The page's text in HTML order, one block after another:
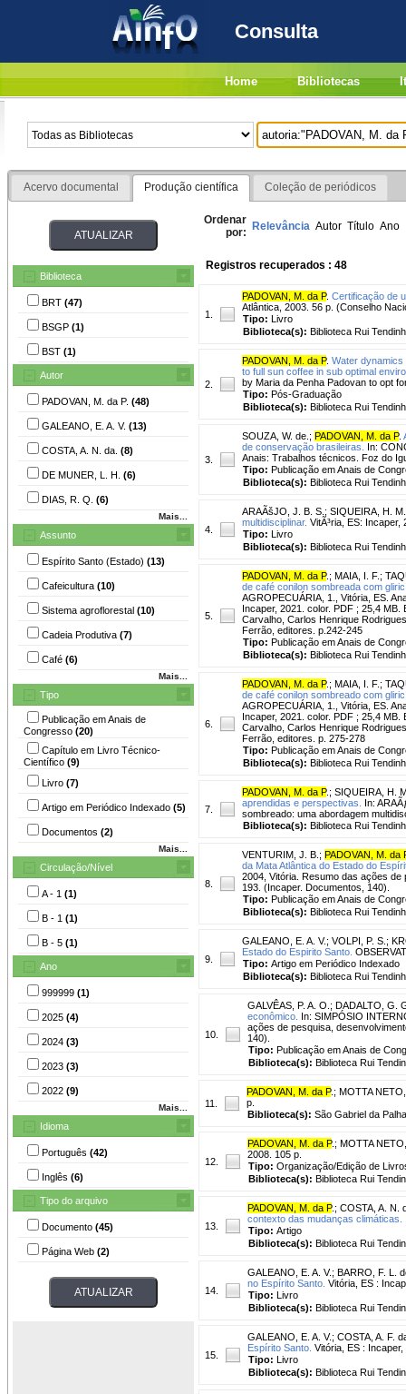
Consulta
Home Bibliotecas
Acervo documental Produção científica Coleção de periódicos
Biblioteca
BRT (47)
BSGP (1)
BST (1)
Autor
PADOVAN, M. da P. (48)
GALEANO, E. A. V. (13)
COSTA, A. N. da. (8)
DE MUNER, L. H. (6)
DIAS, R. Q. (6)
Mais...
Assunto
Espírito Santo (Estado) (13)
Cafeicultura (10)
Sistema agroflorestal (10)
Cadeia Produtiva (7)
Café (6)
Mais...
Tipo
Publicação em Anais de
Congresso (20)
Capítulo em Livro Técnico-
Científico (9)
Livro (7)
Artigo em Periódico Indexado (5)
Documentos (2)
Mais...
Circulação/Nível
A - 1 (1)
B - 1 (1)
B - 5 (1)
Ano
999999 (1)
2025 (4)
2024 (3)
2023 (3)
2022 (9)
Mais...
Idioma
Português (42)
Inglês (6)
Tipo do arquivo
Documento (45)
Página Web (2)
Ordenar
por: Relevância Autor Título Ano
Registros recuperados : 48
1.
PADOVAN, M. da P. Certificação de
Atlântica, 2003. 56 p. (Conselho
Tipo: Livro
Biblioteca(s): Biblioteca Rui
2.
PADOVAN, M. da P. Water dynamics
to full sun coffee in sub optimal
by Maria da Penha Padovan to opt
Tipo: Pós-Graduação
Biblioteca(s): Biblioteca Rui
3.
SOUZA, W. de. ; PADOVAN, M. da P.
de conservação brasileiras.
In:
Anais: Trabalhos técnicos. Foz do
Tipo: Publicação em Anais de
Biblioteca(s): Biblioteca Rui
4.
ARAÃšJO, J. B. S. ; SIQUEIRA, H.
multidisciplinar. VitÃ³ria, ES: Incaper,
Tipo: Livro
Biblioteca(s): Biblioteca Rui
5.
PADOVAN, M. da P. ; MAIA, I. F. ;
de café conilon sombreada com
AGROPECUÁRIA, 1., Vitória, ES.
Incaper, 2021. color. PDF ; 25,4
Carvalho, Carlos Henrique
Ferrão, editores. p.242-245
Tipo: Publicação em Anais de
Biblioteca(s): Biblioteca Rui
6.
PADOVAN, M. da P. ; MAIA, I. F. ;
de café conilon sombreado com
AGROPECUÁRIA, 1., Vitória, ES.
Incaper, 2021. color. PDF ; 25,4
Carvalho, Carlos Henrique
Ferrão, editores. p. 275-278
Tipo: Publicação em Anais de
Biblioteca(s): Biblioteca Rui
7.
PADOVAN, M. da P. ; SIQUEIRA, H.
aprendidas e perspectivas.
In:
sombreado: uma abordagem
Biblioteca(s): Biblioteca Rui
8.
VENTURIM, J. B. ; PADOVAN, M. da
da Mata Atlântica do Estado do
2004, Vitória. Resumo das ações
193. (Incaper. Documentos, 140).
Tipo: Publicação em Anais de
Biblioteca(s): Biblioteca Rui
9.
GALEANO, E. A. V.; VOLPI, P. S. ;
Estado do Espirito Santo.
Tipo: Artigo em Periódico Indexado
Biblioteca(s): Biblioteca Rui
10.
GALVÊAS, P. A. O. ; DADALTO, G.
econômico. In: SIMPÓSIO
ações de pesquisa,
140).
Tipo: Publicação em Anais de
Biblioteca(s): Biblioteca Rui
11.
PADOVAN, M. da P. ; MOTTA
p.
Biblioteca(s): São Gabriel da
12.
PADOVAN, M. da P. ; MOTTA
2008. 105 p.
Tipo: Organização/Edição de
Biblioteca(s): Biblioteca Rui
13.
PADOVAN, M. da P. ; COSTA, A. N.
contexto das mudanças climáticas.
Tipo: Artigo
Biblioteca(s): Biblioteca Rui
14.
GALEANO, E. A. V.; BARRO, F. L.
no Espírito Santo. Vitória, ES :
Tipo: Livro
Biblioteca(s): Biblioteca Rui
15.
GALEANO, E. A. V.; COSTA, A. F.
Espírito Santo. Vitória, ES :
Tipo: Livro
Biblioteca(s): Biblioteca Rui